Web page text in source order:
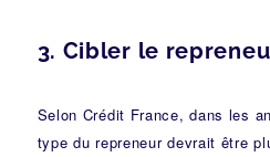
3. Cibler le
Selon Crédit France, dans les
type du repreneur devrait être